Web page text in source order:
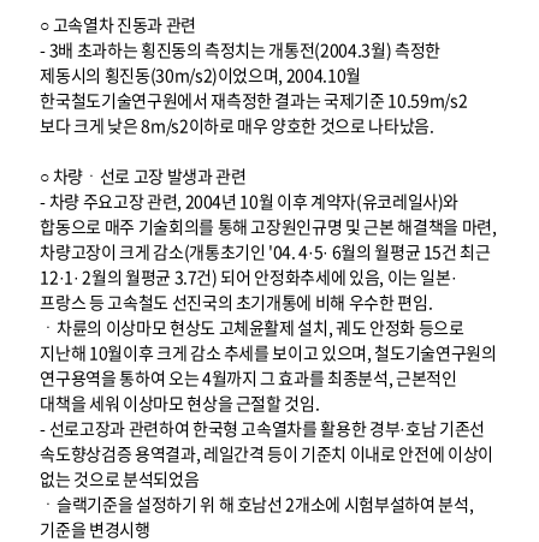
○ 고속열차 진동과 관련
- 3배 초과하는 횡진동의 측정치는 개통전(2004.3월) 측정한
제동시의 횡진동(30m/s2)이었으며, 2004.10월
한국철도기술연구원에서 재측정한 결과는 국제기준 10.59m/s2
보다 크게 낮은 8m/s2이하로 매우 양호한 것으로 나타났음.
○ 차량ㆍ선로 고장 발생과 관련
- 차량 주요고장 관련, 2004년 10월 이후 계약자(유코레일사)와
합동으로 매주 기술회의를 통해 고장원인규명 및 근본 해결책을 마련,
차량고장이 크게 감소(개통초기인 '04. 4·5· 6월의 월평균 15건 최근
12·1· 2월의 월평균 3.7건) 되어 안정화추세에 있음, 이는 일본·
프랑스 등 고속철도 선진국의 초기개통에 비해 우수한 편임.
ㆍ차륜의 이상마모 현상도 고체윤활제 설치, 궤도 안정화 등으로
지난해 10월이후 크게 감소 추세를 보이고 있으며, 철도기술연구원의
연구용역을 통하여 오는 4월까지 그 효과를 최종분석, 근본적인
대책을 세워 이상마모 현상을 근절할 것임.
- 선로고장과 관련하여 한국형 고속열차를 활용한 경부·호남 기존선
속도향상검증 용역결과, 레일간격 등이 기준치 이내로 안전에 이상이
없는 것으로 분석되었음
ㆍ슬랙기준을 설정하기 위 해 호남선 2개소에 시험부설하여 분석,
기준을 변경시행